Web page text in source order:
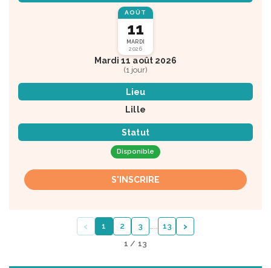
AOÛT
11
MARDI
2026
Mardi 11 août 2026
(1 jour)
Lieu
Lille
Statut
Disponible
S'INSCRIRE
‹ 1 2 3 …… 13 ›
1 / 13